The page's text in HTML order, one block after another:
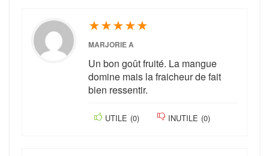
★★★★★
MARJORIE A
Un bon goût fruité. La mangue
domine mais la fraicheur de fait
bien ressentir.
UTILE (0) INUTILE (0)